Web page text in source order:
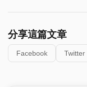
分享這篇文章
Facebook Twitter